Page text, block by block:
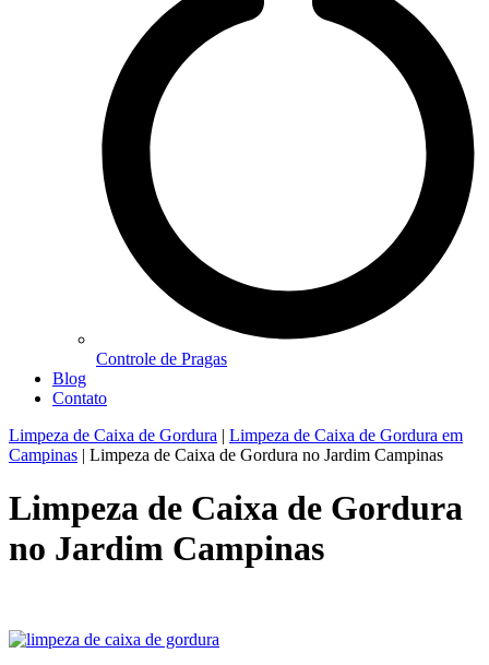
Controle de Pragas
Blog
Contato
Limpeza de Caixa de Gordura | Limpeza de Caixa de Gordura em
Campinas | Limpeza de Caixa de Gordura no Jardim Campinas
Limpeza de Caixa de Gordura
no Jardim Campinas